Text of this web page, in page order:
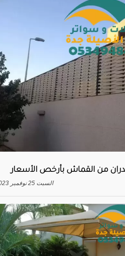
من القماش بأرخص الأسعار
السبت 25 نوفمبر 2023